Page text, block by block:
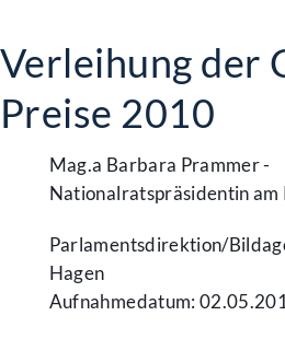
Verleihung der
Preise 2010
Mag.a Barbara Prammer -
Nationalratspräsidentin am
Parlamentsdirektion/​
Hagen
Aufnahmedatum: